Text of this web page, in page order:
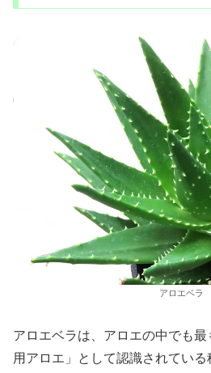
アロエベラ
アロエベラは、アロエの中でも
用アロエ」として認識されてい